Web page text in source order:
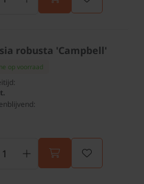
robusta 'Campbell'
op voorraad